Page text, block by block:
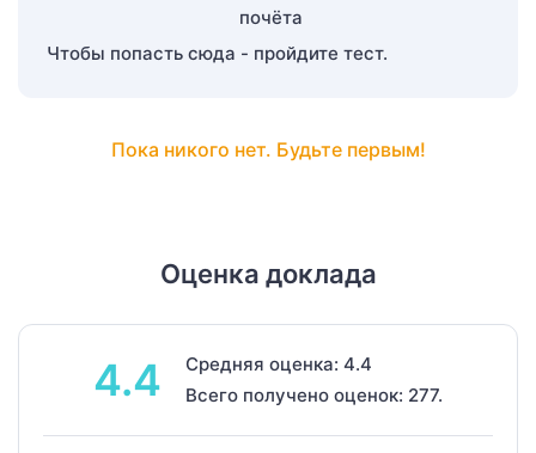
Чтобы попасть сюда - пройдите тест.
Пока никого нет. Будьте первым!
Оценка доклада
4.4
Средняя оценка: 4.4
Всего получено оценок: 277.